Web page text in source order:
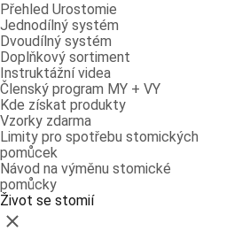
Přehled Urostomie
Jednodílný systém
Dvoudílný systém
Doplňkový sortiment
Instruktážní videa
Členský program MY + VY
Kde získat produkty
Vzorky zdarma
Limity pro spotřebu stomických
pomůcek
Návod na výměnu stomické
pomůcky
Život se stomií
Zavřít